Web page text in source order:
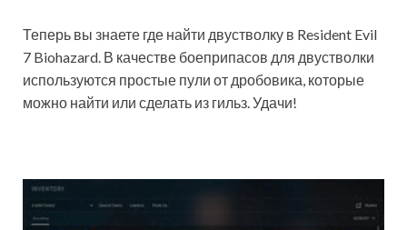
Теперь вы знаете где найти двустволку в Resident Evil
7 Biohazard. В качестве боеприпасов для двустволки
используются простые пули от дробовика, которые
можно найти или сделать из гильз. Удачи!